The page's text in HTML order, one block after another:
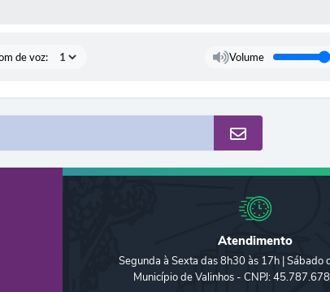
de voz: Volume
Atendimento
Segunda à Sexta das 8h30 às 17h | Sábado
Município de Valinhos - CNPJ: